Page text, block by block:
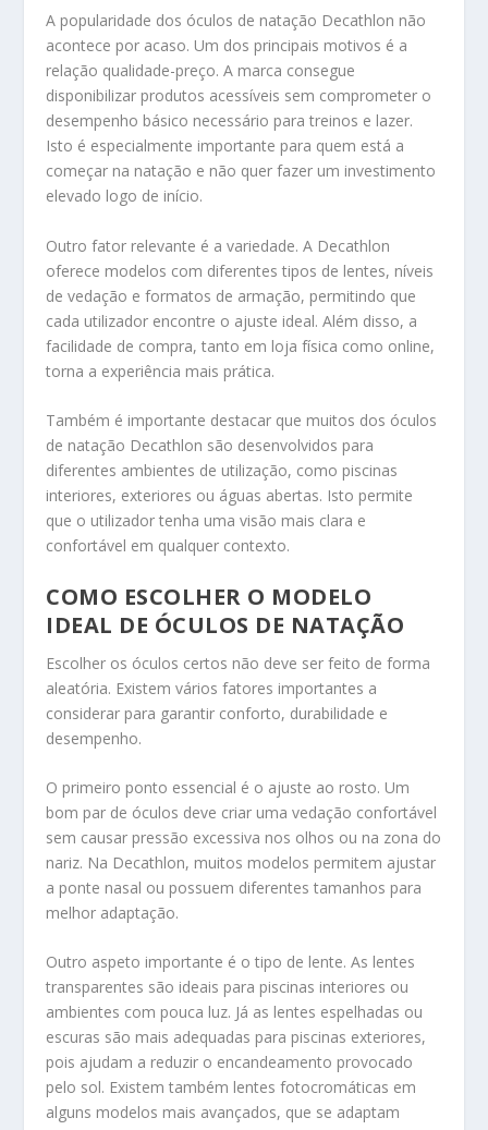
A popularidade dos óculos de natação Decathlon não
acontece por acaso. Um dos principais motivos é a
relação qualidade-preço. A marca consegue
disponibilizar produtos acessíveis sem comprometer o
desempenho básico necessário para treinos e lazer.
Isto é especialmente importante para quem está a
começar na natação e não quer fazer um investimento
elevado logo de início.
Outro fator relevante é a variedade. A Decathlon
oferece modelos com diferentes tipos de lentes, níveis
de vedação e formatos de armação, permitindo que
cada utilizador encontre o ajuste ideal. Além disso, a
facilidade de compra, tanto em loja física como online,
torna a experiência mais prática.
Também é importante destacar que muitos dos óculos
de natação Decathlon são desenvolvidos para
diferentes ambientes de utilização, como piscinas
interiores, exteriores ou águas abertas. Isto permite
que o utilizador tenha uma visão mais clara e
confortável em qualquer contexto.
COMO ESCOLHER O MODELO
IDEAL DE ÓCULOS DE NATAÇÃO
Escolher os óculos certos não deve ser feito de forma
aleatória. Existem vários fatores importantes a
considerar para garantir conforto, durabilidade e
desempenho.
O primeiro ponto essencial é o ajuste ao rosto. Um
bom par de óculos deve criar uma vedação confortável
sem causar pressão excessiva nos olhos ou na zona do
nariz. Na Decathlon, muitos modelos permitem ajustar
a ponte nasal ou possuem diferentes tamanhos para
melhor adaptação.
Outro aspeto importante é o tipo de lente. As lentes
transparentes são ideais para piscinas interiores ou
ambientes com pouca luz. Já as lentes espelhadas ou
escuras são mais adequadas para piscinas exteriores,
pois ajudam a reduzir o encandeamento provocado
pelo sol. Existem também lentes fotocromáticas em
alguns modelos mais avançados, que se adaptam